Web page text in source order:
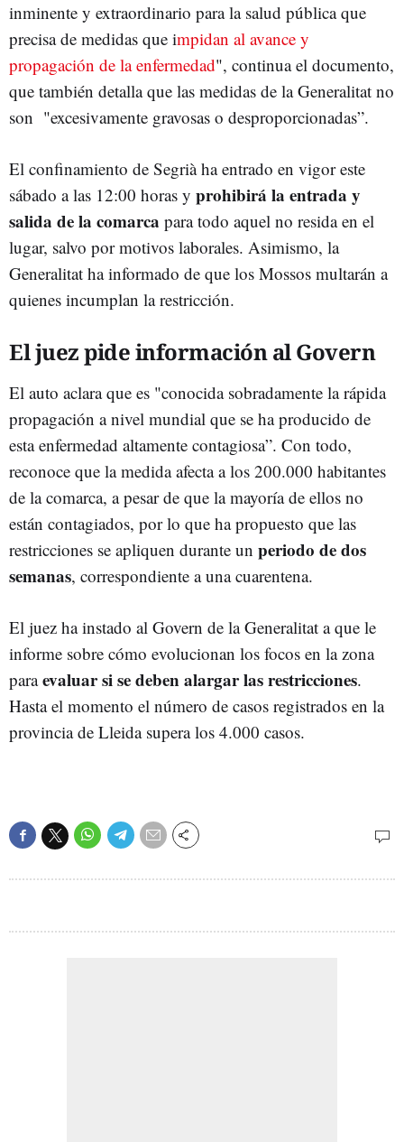
inminente y extraordinario para la salud pública que
precisa de medidas que impidan al avance y
propagación de la enfermedad", continua el documento,
que también detalla que las medidas de la Generalitat no
son "excesivamente gravosas o desproporcionadas”.
El confinamiento de Segrià ha entrado en vigor este
sábado a las 12:00 horas y prohibirá la entrada y
salida de la comarca para todo aquel no resida en el
lugar, salvo por motivos laborales. Asimismo, la
Generalitat ha informado de que los Mossos multarán a
quienes incumplan la restricción.
El juez pide información al Govern
El auto aclara que es "conocida sobradamente la rápida
propagación a nivel mundial que se ha producido de
esta enfermedad altamente contagiosa”. Con todo,
reconoce que la medida afecta a los 200.000 habitantes
de la comarca, a pesar de que la mayoría de ellos no
están contagiados, por lo que ha propuesto que las
restricciones se apliquen durante un periodo de dos
semanas, correspondiente a una cuarentena.
El juez ha instado al Govern de la Generalitat a que le
informe sobre cómo evolucionan los focos en la zona
paraevaluar si se deben alargar las restricciones.
Hasta el momento el número de casos registrados en la
provincia de Lleida supera los 4.000 casos.